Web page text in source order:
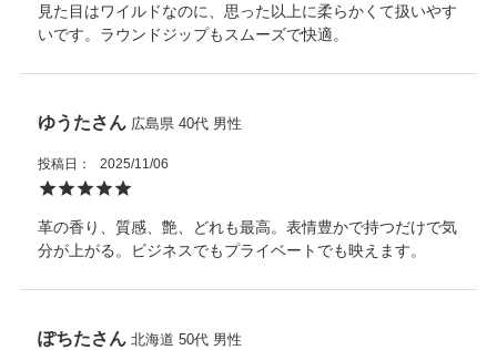
埃、湿気を避けてください。
また天然皮革に関してはワシントン条約を元に適正に輸入され
見た目はワイルドなのに、思った以上に柔らかくて扱いやす
いです。ラウンドジップもスムーズで快適。
ゆうた 広島県 40代 男性
投稿日 2025/11/06
革の香り、質感、艶、どれも最高。表情豊かで持つだけで気
分が上がる。ビジネスでもプライベートでも映えます。
ぽちた 北海道 50代 男性